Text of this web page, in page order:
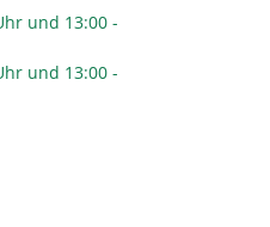
und 13:00 -
und 13:00 -